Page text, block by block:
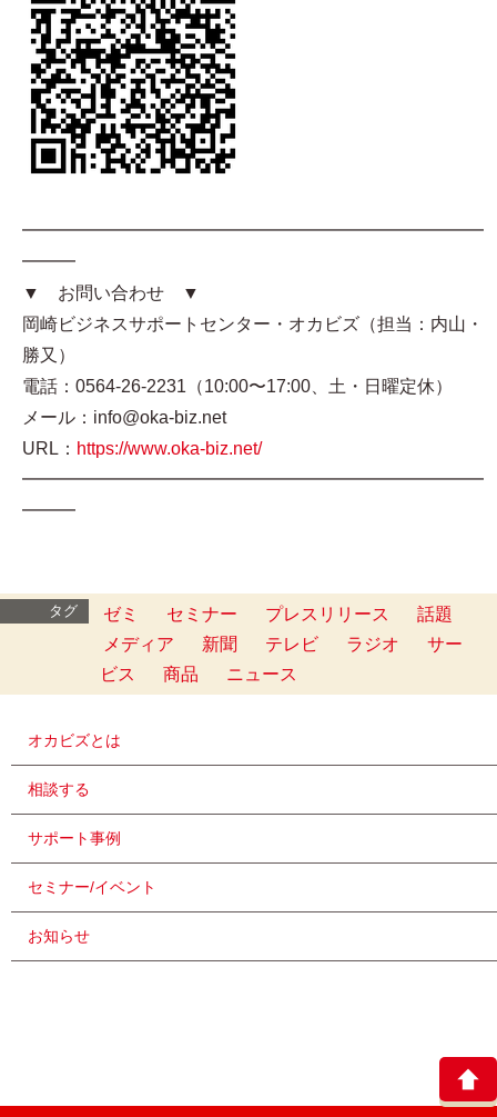
━━━━━━━━━━━━━━━━━━━━━━━━━━
━━━
▼ お問い合わせ ▼
岡崎ビジネスサポートセンター・オカビズ（担当：内山・
勝又）
電話：0564-26-2231（10:00〜17:00、土・日曜定休）
メール：info@oka-biz.net
URL： https://www.oka-biz.net/
━━━━━━━━━━━━━━━━━━━━━━━━━━
━━━
タグ ゼミ セミナー プレスリリース
話題
メディア
新聞 テレビ ラジオ
サー
ビス
商品 ニュース
オカビズとは
相談する
サポート事例
セミナー/イベント
お知らせ